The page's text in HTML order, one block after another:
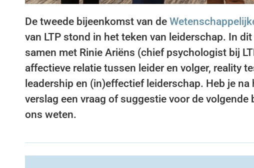
De tweede bijeenkomst van de
van LTP stond in het teken van leiderschap. In
samen met Rinie Ariëns (chief psychologist bij
affectieve relatie tussen leider en volger, reality
leadership en (in)effectief leiderschap. Heb je na
verslag een vraag of suggestie voor de volgende
ons weten.